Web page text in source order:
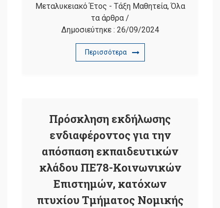
Μεταλυκειακό Έτος - Τάξη Μαθητεία,Όλα
τα άρθρα /
Δημοσιεύτηκε : 26/09/2024
Περισσότερα
Πρόσκληση εκδήλωσης
ενδιαφέροντος για την
απόσπαση εκπαιδευτικών
κλάδου ΠΕ78-Κοινωνικών
Επιστημών, κατόχων
πτυχίου Τμήματος Νομικής